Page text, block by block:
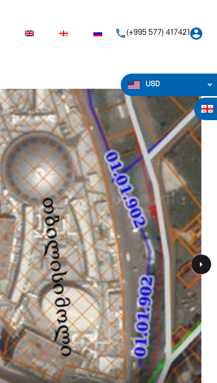
(+995 577) 417421
USD